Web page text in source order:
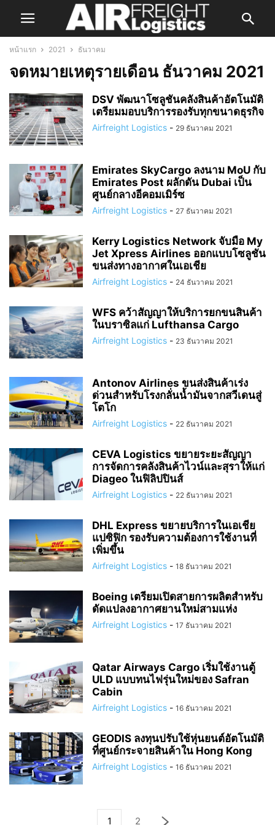
หน้าแรก 2021 ธันวาคม
จดหมายเหตุรายเดือน ธันวาคม 2021
DSV พัฒนาโซลูชันคลังสินค้าอัตโนมัติ
เตรียมมอบบริการรองรับทุกขนาดธุรกิจ
Airfreight Logistics - 29 ธันวาคม 2021
Emirates SkyCargo ลงนาม MoU กับ
Emirates Post ผลักดัน Dubai เป็น
ศูนย์กลางอีคอมเมิร์ซ
Airfreight Logistics - 27 ธันวาคม 2021
Kerry Logistics Network จับมือ My
Jet Xpress Airlines ออกแบบโซลูชัน
ขนส่งทางอากาศในเอเชีย
Airfreight Logistics - 24 ธันวาคม 2021
WFS คว้าสัญญาให้บริการยกขนสินค้า
ในบราซิลแก่ Lufthansa Cargo
Airfreight Logistics - 23 ธันวาคม 2021
Antonov Airlines ขนส่งสินค้าเร่ง
ด่วนสำหรับโรงกลั่นน้ำมันจากสวีเดนสู่
โตโก
Airfreight Logistics - 22 ธันวาคม 2021
CEVA Logistics ขยายระยะสัญญา
การจัดการคลังสินค้าไวน์และสุราให้แก่
Diageo ในฟิลิปปินส์
Airfreight Logistics - 22 ธันวาคม 2021
DHL Express ขยายบริการในเอเชีย
แปซิฟิก รองรับความต้องการใช้งานที่
เพิ่มขึ้น
Airfreight Logistics - 18 ธันวาคม 2021
Boeing เตรียมเปิดสายการผลิตสำหรับ
ดัดแปลงอากาศยานใหม่สามแห่ง
Airfreight Logistics - 17 ธันวาคม 2021
Qatar Airways Cargo เริ่มใช้งานตู้
ULD แบบทนไฟรุ่นใหม่ของ Safran
Cabin
Airfreight Logistics - 16 ธันวาคม 2021
GEODIS ลงทุนปรับใช้หุ่นยนต์อัตโนมัติ
ที่ศูนย์กระจายสินค้าใน Hong Kong
Airfreight Logistics - 16 ธันวาคม 2021
1 2